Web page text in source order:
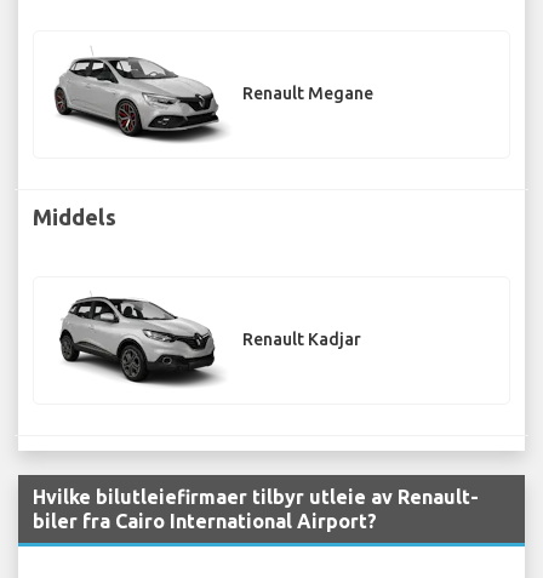
Renault Megane
Middels
Renault Kadjar
Hvilke bilutleiefirmaer tilbyr utleie av Renault-
biler fra Cairo International Airport?